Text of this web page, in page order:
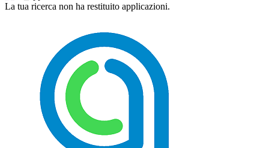
La tua ricerca non ha restituito applicazioni.